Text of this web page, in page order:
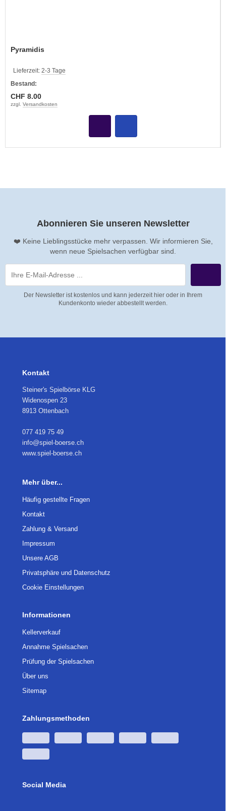
Pyramidis
Lieferzeit: 2-3 Tage
Bestand:
CHF 8.00
zzgl. Versandkosten
Abonnieren Sie unseren Newsletter
❤️ Keine Lieblingsstücke mehr verpassen. Wir informieren Sie,
wenn neue Spielsachen verfügbar sind.
Der Newsletter ist kostenlos und kann jederzeit hier oder in Ihrem
Kundenkonto wieder abbestellt werden.
Kontakt
Steiner's Spielbörse KLG
Widenospen 23
8913 Ottenbach
077 419 75 49
info@spiel-boerse.ch
www.spiel-boerse.ch
Mehr über...
Häufig gestellte Fragen
Kontakt
Zahlung & Versand
Impressum
Unsere AGB
Privatsphäre und Datenschutz
Cookie Einstellungen
Informationen
Kellerverkauf
Annahme Spielsachen
Prüfung der Spielsachen
Über uns
Sitemap
Zahlungsmethoden
Social Media